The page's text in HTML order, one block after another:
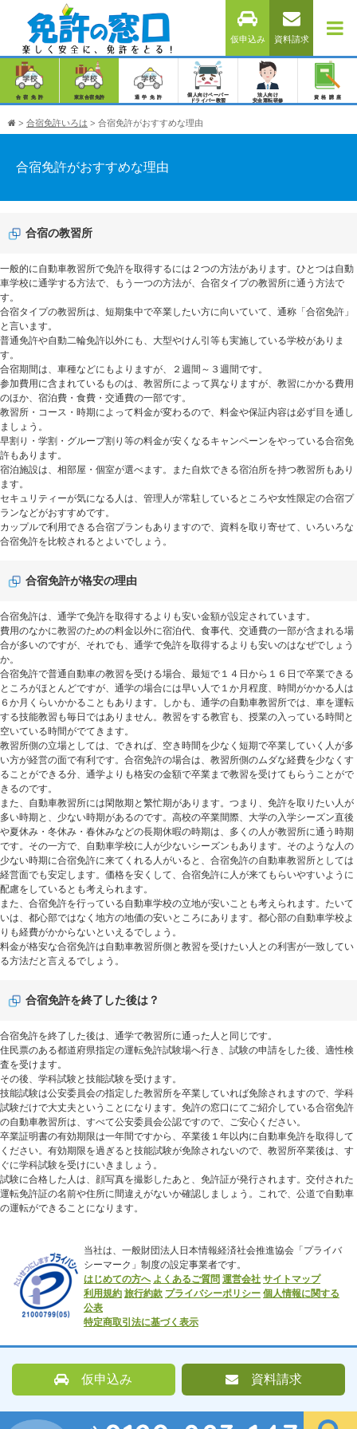
仮申込み 資料請求
合宿免許 東京合宿免許 通学免許
個人向けペーパー
ドライバー教習
法人向け
安全運転研修
資格講座
> 合宿免許いろは > 合宿免許がおすすめな理由
合宿免許がおすすめな理由
合宿の教習所
一般的に自動車教習所で免許を取得するには２つの方法があります。ひとつは自動
車学校に通学する方法で、もう一つの方法が、合宿タイプの教習所に通う方法で
す。
合宿タイプの教習所は、短期集中で卒業したい方に向いていて、通称「合宿免許」
と言います。
普通免許や自動二輪免許以外にも、大型やけん引等も実施している学校がありま
す。
合宿期間は、車種などにもよりますが、２週間～３週間です。
参加費用に含まれているものは、教習所によって異なりますが、教習にかかる費用
のほか、宿泊費・食費・交通費の一部です。
教習所・コース・時期によって料金が変わるので、料金や保証内容は必ず目を通し
ましょう。
早割り・学割・グループ割り等の料金が安くなるキャンペーンをやっている合宿免
許もあります。
宿泊施設は、相部屋・個室が選べます。また自炊できる宿泊所を持つ教習所もあり
ます。
セキュリティーが気になる人は、管理人が常駐しているところや女性限定の合宿プ
ランなどがおすすめです。
カップルで利用できる合宿プランもありますので、資料を取り寄せて、いろいろな
合宿免許を比較されるとよいでしょう。
合宿免許が格安の理由
合宿免許は、通学で免許を取得するよりも安い金額が設定されています。
費用のなかに教習のための料金以外に宿泊代、食事代、交通費の一部が含まれる場
合が多いのですが、それでも、通学で免許を取得するよりも安いのはなぜでしょう
か。
合宿免許で普通自動車の教習を受ける場合、最短で１４日から１６日で卒業できる
ところがほとんどですが、通学の場合には早い人で１か月程度、時間がかかる人は
６か月くらいかかることもあります。しかも、通学の自動車教習所では、車を運転
する技能教習も毎日ではありません。教習をする教官も、授業の入っている時間と
空いている時間がでてきます。
教習所側の立場としては、できれば、空き時間を少なく短期で卒業していく人が多
い方が経営の面で有利です。合宿免許の場合は、教習所側のムダな経費を少なくす
ることができる分、通学よりも格安の金額で卒業まで教習を受けてもらうことがで
きるのです。
また、自動車教習所には閑散期と繁忙期があります。つまり、免許を取りたい人が
多い時期と、少ない時期があるのです。高校の卒業間際、大学の入学シーズン直後
や夏休み・冬休み・春休みなどの長期休暇の時期は、多くの人が教習所に通う時期
です。その一方で、自動車学校に人が少ないシーズンもあります。そのような人の
少ない時期に合宿免許に来てくれる人がいると、合宿免許の自動車教習所としては
経営面でも安定します。価格を安くして、合宿免許に人が来てもらいやすいように
配慮をしているとも考えられます。
また、合宿免許を行っている自動車学校の立地が安いことも考えられます。たいて
いは、都心部ではなく地方の地価の安いところにあります。都心部の自動車学校よ
りも経費がかからないといえるでしょう。
料金が格安な合宿免許は自動車教習所側と教習を受けたい人との利害が一致してい
る方法だと言えるでしょう。
合宿免許を終了した後は？
合宿免許を終了した後は、通学で教習所に通った人と同じです。
住民票のある都道府県指定の運転免許試験場へ行き、試験の申請をした後、適性検
査を受けます。
その後、学科試験と技能試験を受けます。
技能試験は公安委員会の指定した教習所を卒業していれば免除されますので、学科
試験だけで大丈夫ということになります。免許の窓口にてご紹介している合宿免許
の自動車教習所は、すべて公安委員会公認ですので、ご安心ください。
卒業証明書の有効期限は一年間ですから、卒業後１年以内に自動車免許を取得して
ください。有効期限を過ぎると技能試験が免除されないので、教習所卒業後は、す
ぐに学科試験を受けにいきましょう。
試験に合格した人は、顔写真を撮影したあと、免許証が発行されます。交付された
運転免許証の名前や住所に間違えがないか確認しましょう。これで、公道で自動車
の運転ができることになります。
当社は、一般財団法人日本情報経済社会推進協会「プライバ
シーマーク」制度の設定事業者です。
はじめての方へ よくあるご質問 運営会社サイトマップ
利用規約旅行約款 プライバシーポリシー個人情報に関する
公表
特定商取引法に基づく表示
仮申込み 資料請求